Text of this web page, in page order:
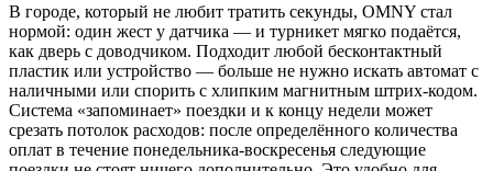
В городе, который не любит тратить секунды, OMNY стал
нормой: один жест у датчика — и турникет мягко подаётся,
как дверь с доводчиком. Подходит любой бесконтактный
пластик или устройство — больше не нужно искать автомат с
наличными или спорить с хлипким магнитным штрих‑кодом.
Система «запоминает» поездки и к концу недели может
срезать потолок расходов: после определённого количества
оплат в течение понедельника‑воскресенья следующие